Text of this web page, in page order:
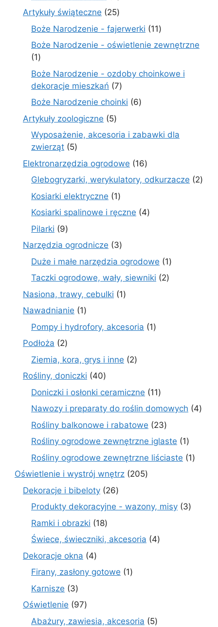
produktów
Artykuły świąteczne 2525
produktów
Boże Narodzenie - fajerwerki 1111
produktów
Boże Narodzenie - oświetlenie zewnętrzne
11
produkt
Boże Narodzenie - ozdoby choinkowe i
dekoracje mieszkań 77
produktów
Boże Narodzenie choinki 66
Artykuły zoologiczne 55
produktów
Wyposażenie, akcesoria i zabawki dla
zwierząt 55
produktów
Elektronarzędzia ogrodowe 1616
produktów
Glebogryzarki, werykulatory, odkurzacze 22
Kosiarki elektryczne 11
produkt
Kosiarki spalinowe i ręczne 44
Pilarki 99
produktów
Narzędzia ogrodnicze 33
produkty
Duże i małe narzędzia ogrodowe 11
Taczki ogrodowe, wały, siewniki 22
Nasiona, trawy, cebulki 11
Nawadnianie 11
produkt
Pompy i hydrofory, akcesoria 11
Podłoża 22
Ziemia, kora, grys i inne 22
Rośliny, doniczki 4040
produktów
Doniczki i osłonki ceramiczne 1111
produktów
Nawozy i preparaty do roślin domowych 44
Rośliny balkonowe i rabatowe 2323
produkty
Rośliny ogrodowe zewnętrzne iglaste 11
produkt
Rośliny ogrodowe zewnętrzne liściaste 11
Oświetlenie i wystrój wnętrz 205205
Dekoracje i bibeloty 2626
Produkty dekoracyjne - wazony, misy 33
Ramki i obrazki 1818
produktów
Świece, świeczniki, akcesoria 44
Dekoracje okna 44
produkty
Firany, zasłony gotowe 11
Karnisze 33
produkty
Oświetlenie 9797
produktów
Abażury, zawiesia, akcesoria 55